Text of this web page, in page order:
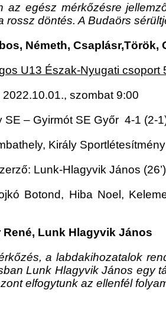
az egész mérkőzésre
döntés. A Budaörs
Németh, Csaplásr,Török,
U13 Észak-Nyugati csoport
2022.10.01., szombat 9:00
SE – Gyirmót SE Győr 4-1 (2-
Király Sportlétesítmény
Lunk-Hlagyvik János (26’)
Botond, Hiba Noel,
Lunk Hlagyvik János
a labdakihozatalok
Lunk Hlagyvik János egy
elfogytunk az ellenfél